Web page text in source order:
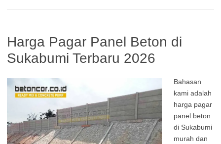
Harga Pagar Panel Beton di
Sukabumi Terbaru 2026
Bahasan
kami adalah
harga pagar
panel beton
di Sukabumi
murah dan